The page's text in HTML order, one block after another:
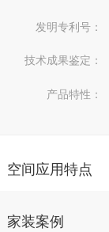
发明专利号：
技术成果鉴定：
产品特性：
空间应用特点
家装案例